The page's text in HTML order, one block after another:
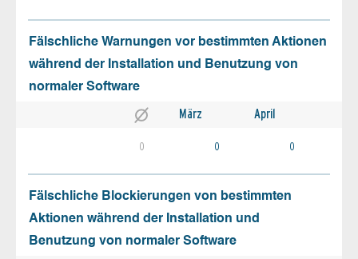
Fälschliche Warnungen vor bestimmten Aktionen
während der Installation und Benutzung von
normaler Software
März April
0 0 0
Fälschliche Blockierungen von bestimmten
Aktionen während der Installation und
Benutzung von normaler Software